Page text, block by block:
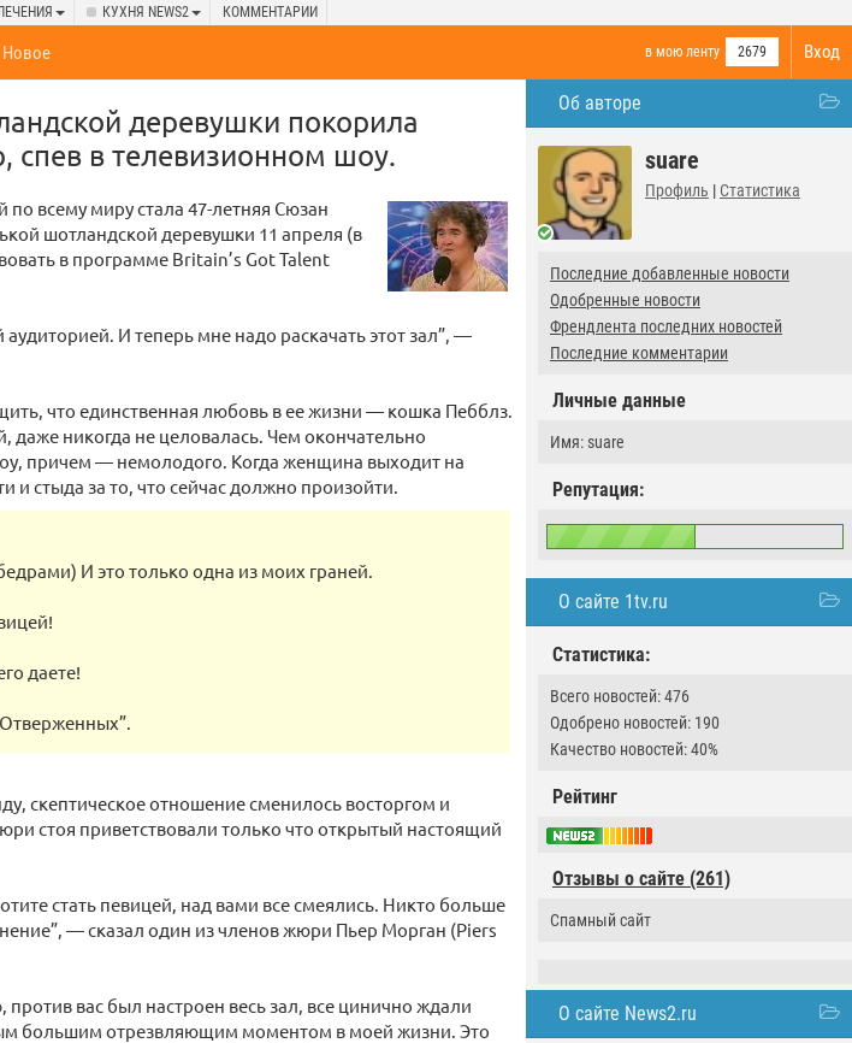
КУХНЯ NEWS2 КОММЕНТАРИИ
Вход
в мою ленту 2679
Новое
Об авторе
suare
Профиль | Статистика
Последние добавленные новости
Одобренные новости
Френдлента последних новостей
Последние комментарии
Личные данные
Имя: suare
Репутация:
О сайте 1tv.ru
Статистика:
Всего новостей: 476
Одобрено новостей: 190
Качество новостей: 40%
Рейтинг
Отзывы о сайте (261)
Спамный сайт
О сайте News2.ru
деревушки покорила
спев в телевизионном шоу.
всему миру стала 47-летняя Сюзан
шотландской деревушки 11 апреля (в
в программе Britain’s Got Talent
И теперь мне надо раскачать этот зал”, —
что единственная любовь в ее жизни — кошка Пебблз.
никогда не целовалась. Чем окончательно
причем — немолодого. Когда женщина выходит на
и стыда за то, что сейчас должно произойти.
И это только одна из моих граней.
даете!
скептическое отношение сменилось восторгом и
стоя приветствовали только что открытый настоящий
стать певицей, над вами все смеялись. Никто больше
— сказал один из членов жюри Пьер Морган (Piers
вас был настроен весь зал, все цинично ждали
большим отрезвляющим моментом в моей жизни. Это